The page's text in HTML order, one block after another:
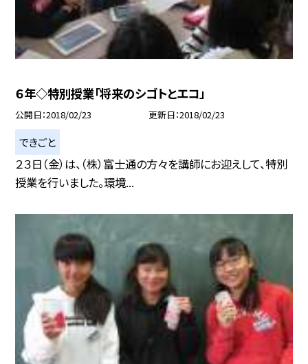
６年◇特別授業「将来のシゴトとエコ」
公開日 2018/02/23 更新日 2018/02/23
できごと
２３日（金）は、（株）富士通の方々を講師にお迎えして、特別
授業を行いました。環境...